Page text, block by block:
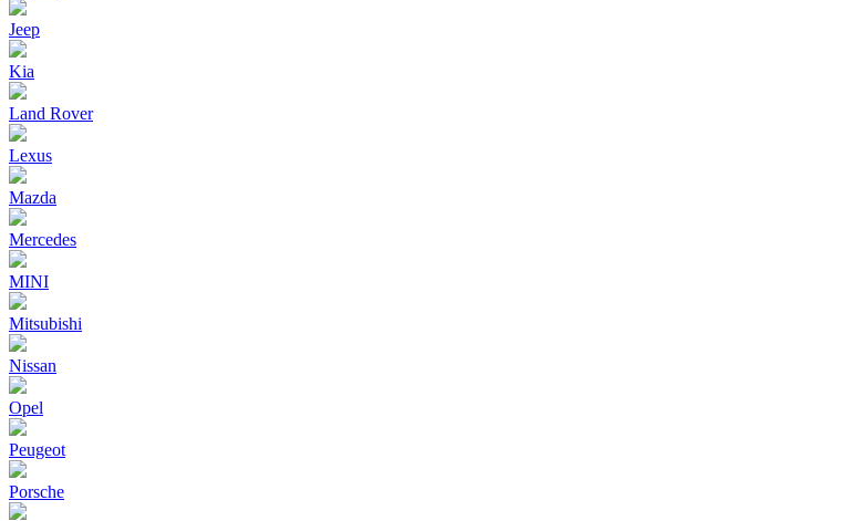
Jeep
Kia
Land Rover
Lexus
Mazda
Mercedes
MINI
Mitsubishi
Nissan
Opel
Peugeot
Porsche